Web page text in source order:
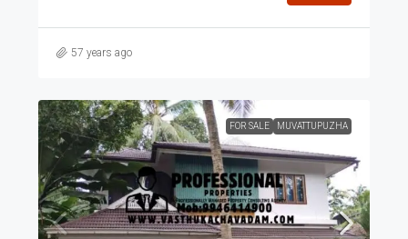
57 years ago
FOR SALE MUVATTUPUZHA